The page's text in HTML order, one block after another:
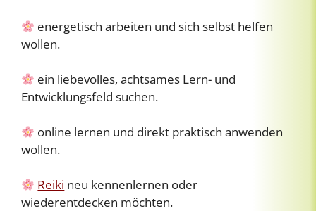
energetisch arbeiten und sich selbst helfen
wollen.
ein liebevolles, achtsames Lern- und
Entwicklungsfeld suchen.
online lernen und direkt praktisch anwenden
wollen.
Reiki neu kennenlernen oder
wiederentdecken möchten.